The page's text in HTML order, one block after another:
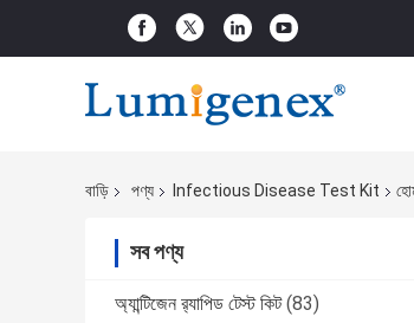
বাড়ি পণ্য Infectious Disease Test Kit
সব পণ্য
অ্যান্টিজেন র‌্যাপিড টেস্ট কিট (83)